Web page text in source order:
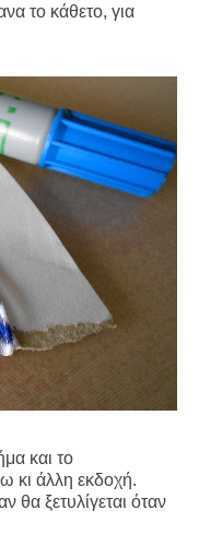
το κάθετο, για
και το
κι άλλη εκδοχή.
θα ξετυλίγεται όταν